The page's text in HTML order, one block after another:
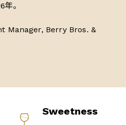
。
Manager, Berry Bros. &
Sweetness